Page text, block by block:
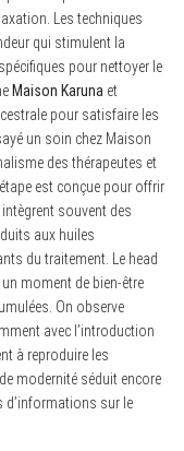
Les techniques
qui stimulent la
pour nettoyer le
Maison Karuna et
pour satisfaire les
un soin chez Maison
des thérapeutes et
est conçue pour offrir
souvent des
aux huiles
du traitement. Le head
moment de bien-être
On observe
avec l’introduction
à reproduire les
modernité séduit encore
d’informations sur le